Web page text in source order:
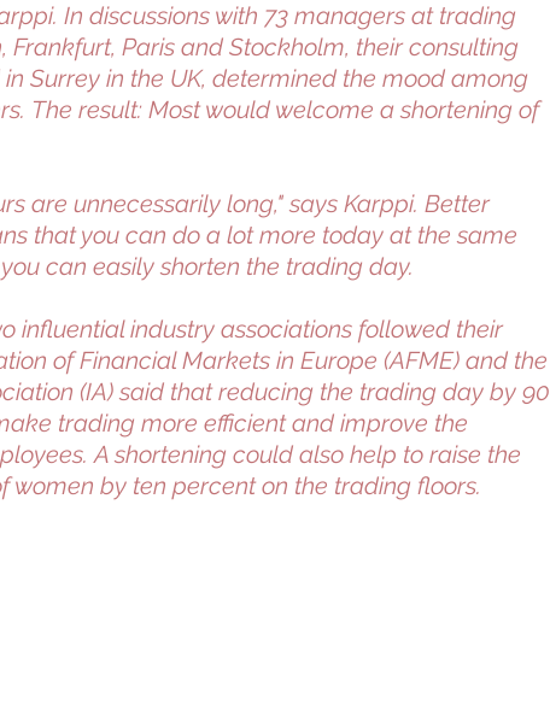
In discussions with 73 managers at trading
Frankfurt, Paris and Stockholm, their consulting
Surrey in the UK, determined the mood among
The result: Most would welcome a shortening of
are unnecessarily long," says Karppi. Better
that you can do a lot more today at the same
can easily shorten the trading day.
influential industry associations followed their
of Financial Markets in Europe (AFME) and the
(IA) said that reducing the trading day by 90
trading more efficient and improve the
A shortening could also help to raise the
women by ten percent on the trading floors.